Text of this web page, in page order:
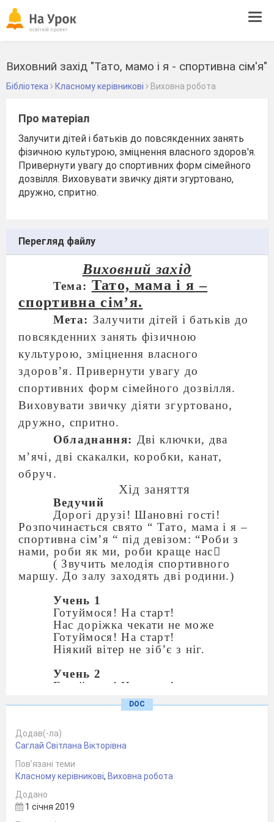
Виховний захід "Тато, мамо і я - спортивна сім'я"
Бібліотека Класному керівникові Виховна робота
Про матеріал
Залучити дітей і батьків до повсякденних занять
фізичною культурою, зміцнення власного здоров'я.
Привернути увагу до спортивних форм сімейного
дозвілля. Виховувати звичку діяти згуртовано,
дружно, спритно.
Перегляд файлу
Виховний захід
Тема: Тато, мама і я –
спортивна сім’я.
Мета: Залучити дітей і батьків до
повсякденних занять фізичною
культурою, зміцнення власного
здоров’я. Привернути увагу до
спортивних форм сімейного дозвілля.
Виховувати звичку діяти згуртовано,
дружно, спритно.
Обладнання: Дві ключки, два
м’ячі, дві скакалки, коробки, канат,
обруч.
Хід заняття
Ведучий
Дорогі друзі! Шановні гості!
Розпочинається свято “ Тато, мама і я –
спортивна сім’я “ під девізом: “Роби з
нами, роби як ми, роби краще нас
( Звучить мелодія спортивного
маршу. До залу заходять дві родини.)
Учень 1
Готуймося! На старт!
Нас доріжка чекати не може
Готуймося! На старт!
Ніякий вітер не зіб’є з ніг.
Учень 2
Готуймося! На старт!
Хто в спортивнім бою переможе,
Той на вірнім путі,
І в суворій борні переміг!
Ведучий
Привітаймо родини, які складають
дві команди під назвами:“Капітошка”,
“Апачі”
Судити сьогоднішнє змагання буде
DOC
Додав(-ла)
Саглай Світлана Вікторівна
Пов’язані теми
Класному керівникові, Виховна робота
Додано
1 січня 2019